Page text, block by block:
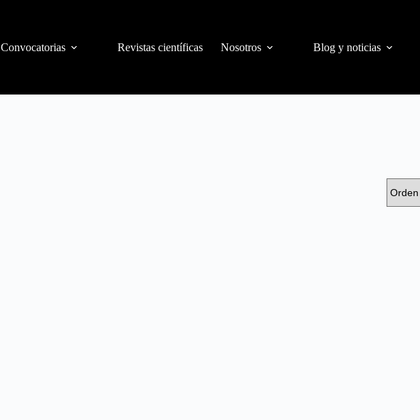
Convocatorias Revistas científicas Nosotros Blog y noticias